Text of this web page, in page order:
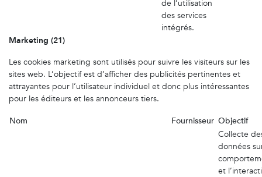
de l’utilisation
des services
intégrés.
Marketing (21)
Les cookies marketing sont utilisés pour suivre les visiteurs sur les
sites web. L’objectif est d’afficher des publicités pertinentes et
attrayantes pour l’utilisateur individuel et donc plus intéressantes
pour les éditeurs et les annonceurs tiers.
Nom
Fournisseur Objectif
Collecte
données
et